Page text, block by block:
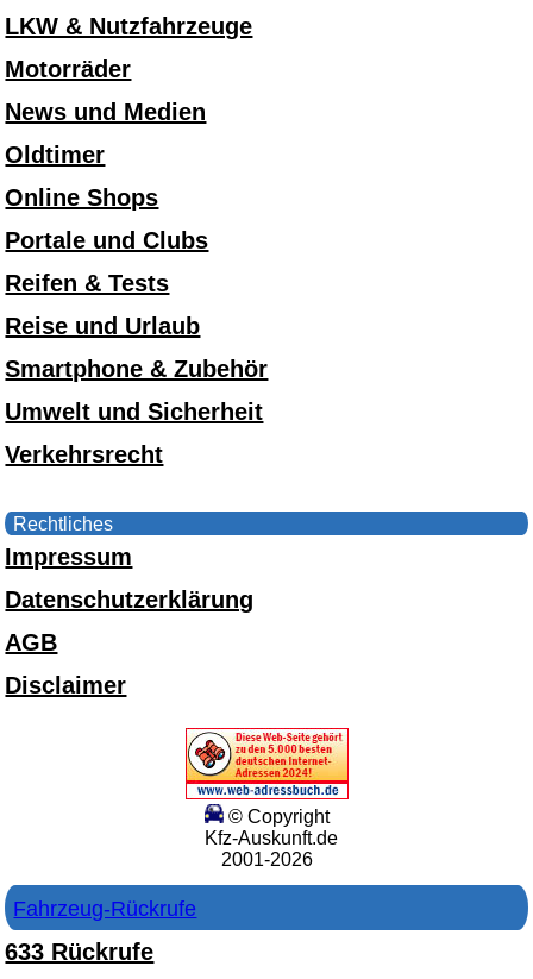
LKW & Nutzfahrzeuge
Motorräder
News und Medien
Oldtimer
Online Shops
Portale und Clubs
Reifen & Tests
Reise und Urlaub
Smartphone & Zubehör
Umwelt und Sicherheit
Verkehrsrecht
Rechtliches
Impressum
Datenschutzerklärung
AGB
Disclaimer
© Copyright
Kfz-Auskunft.de
2001-2026
Fahrzeug-Rückrufe
633 Rückrufe